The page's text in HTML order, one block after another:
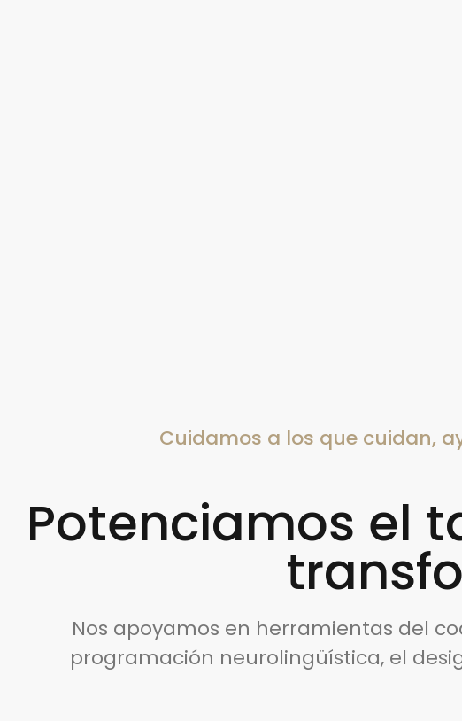
Cuidamos a los que cuidan,
Potenciamos el
Nos apoyamos en herramientas del
programación neurolingüística, el